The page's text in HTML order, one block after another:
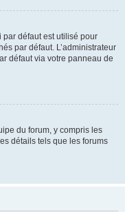
par défaut est utilisé pour
par défaut. L’administrateur
défaut via votre panneau de
du forum, y compris les
détails tels que les forums